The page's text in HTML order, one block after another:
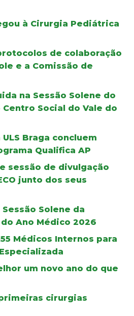
à Cirurgia Pediátrica
de colaboração
e a Comissão de
na Sessão Solene do
Social do Vale do
Braga concluem
Qualifica AP
sessão de divulgação
junto dos seus
Sessão Solene da
Ano Médico 2026
Médicos Internos para
um novo ano do que
cirurgias